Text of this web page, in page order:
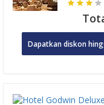
Dapatkan diskon